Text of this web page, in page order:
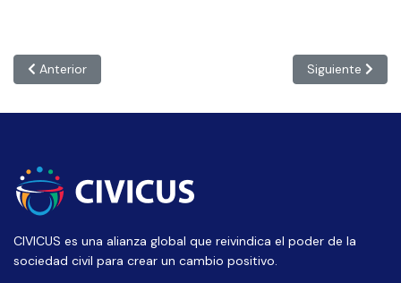
Artículo anterior: POLONIA: “La crisis de la democracia y los
Anterior Artículo
Siguiente
CIVICUS es una alianza global que reivindica el poder de la
sociedad civil para crear un cambio positivo.